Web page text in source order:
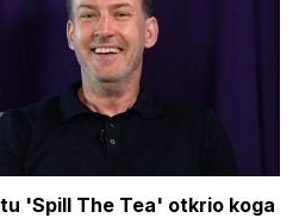
'Spill The Tea' otkrio koga